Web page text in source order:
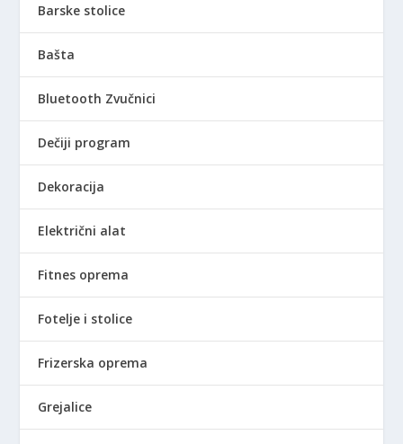
Barske stolice
Bašta
Bluetooth Zvučnici
Dečiji program
Dekoracija
Električni alat
Fitnes oprema
Fotelje i stolice
Frizerska oprema
Grejalice